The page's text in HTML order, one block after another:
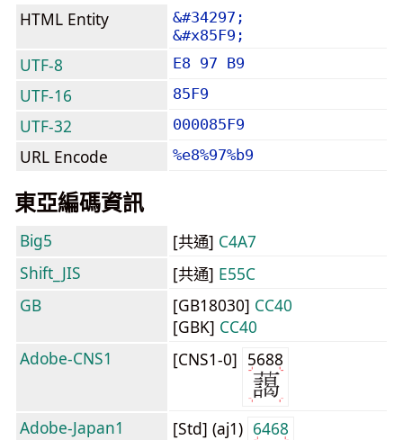
HTML Entity
&#34297;
&#x85F9;
UTF-8 E8 97 B9
UTF-16 85F9
UTF-32 000085F9
URL Encode %e8%97%b9
東亞編碼資訊
Big5 [共通] C4A7
Shift_JIS
[共通] E55C
GB
[GB18030] CC40
[GBK] CC40
Adobe-CNS1
[CNS1-0] 5688
Adobe-Japan1 [Std] (aj1) 6468